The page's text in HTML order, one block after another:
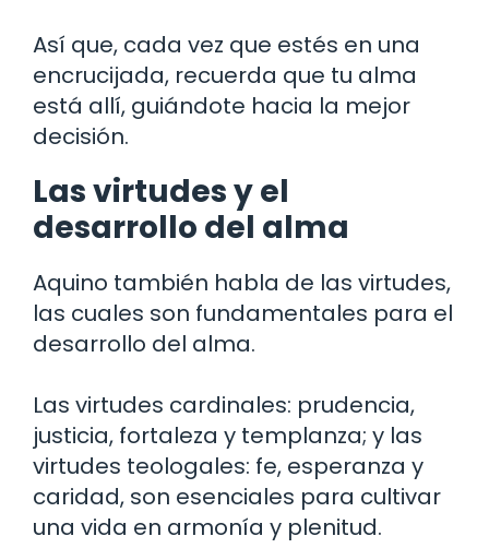
Así que, cada vez que estés en una
encrucijada, recuerda que tu alma
está allí, guiándote hacia la mejor
decisión.
Las virtudes y el
desarrollo del alma
Aquino también habla de las virtudes,
las cuales son fundamentales para el
desarrollo del alma.
Las virtudes cardinales: prudencia,
justicia, fortaleza y templanza; y las
virtudes teologales: fe, esperanza y
caridad, son esenciales para cultivar
una vida en armonía y plenitud.